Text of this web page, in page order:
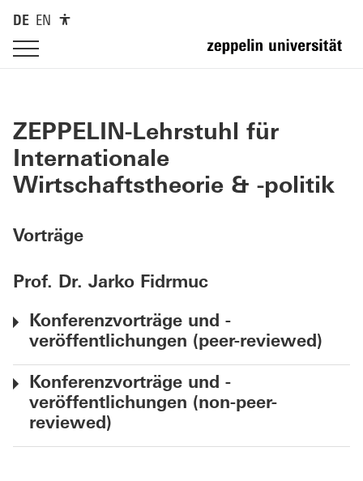
DE EN
ZEPPELIN-Lehrstuhl für
Internationale
Wirtschaftstheorie & -politik
Vorträge
Prof. Dr. Jarko Fidrmuc
Konferenzvorträge und -
veröffentlichungen (peer-reviewed)
Konferenzvorträge und -
veröffentlichungen (non-peer-
reviewed)